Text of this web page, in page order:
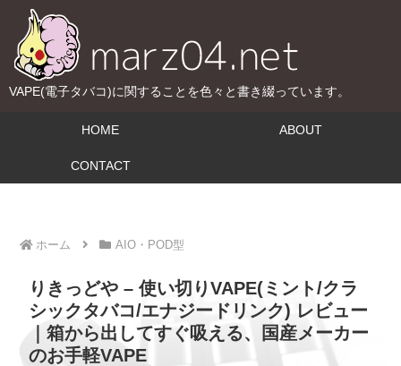
VAPE(電子タバコ)に関することを色々と書き綴っています。
HOME ABOUT
CONTACT
ホーム AIO・POD型
りきっどや – 使い切りVAPE(ミント/クラ
シックタバコ/エナジードリンク) レビュー
｜箱から出してすぐ吸える、国産メーカー
のお手軽VAPE